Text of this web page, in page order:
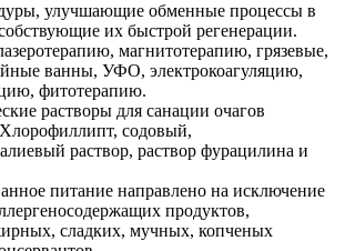
улучшающие обменные процессы в
их быстрой регенерации.
магнитотерапию, грязевые,
ванны, УФО, электрокоагуляцию,
фитотерапию.
растворы для санации очагов
содовый,
раствор, раствор фурацилина и
питание направлено на исключение
продуктов,
сладких, мучных, копченых